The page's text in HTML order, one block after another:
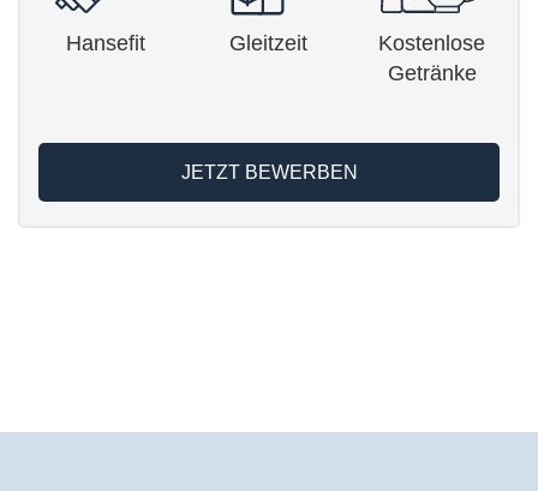
Hansefit Gleitzeit
Kostenlose
Getränke
JETZT BEWERBEN